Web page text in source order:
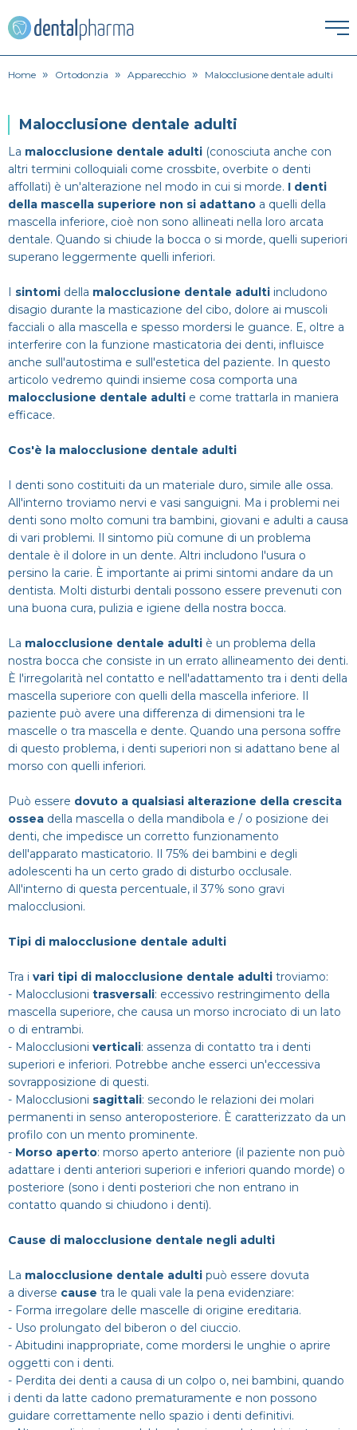
HOME
ESTETICA DENTALE
Corona dentale
Faccette Dentali
Intarsio dentale
Sbiancamento denti
IGIENE ORALE
Igiene orale
Lavare i denti
ORTODONZIA
Apparecchio
Ortodonzia
PATOLOGIE
Bruxismo
Infezione denti
Mal di denti
PROTESI
Dentiera
Impianti
Ponte dentale
Protesi Dentali
SPECIALISTI
Dentista
Estero
Impianti dentali
Sbiancamento dentale
CERCA
Home » Ortodonzia » Apparecchio » Malocclusione dentale adulti
Malocclusione dentale adulti
La malocclusione dentale adulti (conosciuta anche con
altri termini colloquiali come crossbite, overbite o denti
affollati) è un'alterazione nel modo in cui si morde. I denti
della mascella superiore non si adattano a quelli della
mascella inferiore, cioè non sono allineati nella loro arcata
dentale. Quando si chiude la bocca o si morde, quelli superiori
superano leggermente quelli inferiori.
I sintomi della malocclusione dentale adulti includono
disagio durante la masticazione del cibo, dolore ai muscoli
facciali o alla mascella e spesso mordersi le guance. E, oltre a
interferire con la funzione masticatoria dei denti, influisce
anche sull'autostima e sull'estetica del paziente. In questo
articolo vedremo quindi insieme cosa comporta una
malocclusione dentale adulti e come trattarla in maniera
efficace.
Cos'è la malocclusione dentale adulti
I denti sono costituiti da un materiale duro, simile alle ossa.
All'interno troviamo nervi e vasi sanguigni. Ma i problemi nei
denti sono molto comuni tra bambini, giovani e adulti a causa
di vari problemi. Il sintomo più comune di un problema
dentale è il dolore in un dente. Altri includono l'usura o
persino la carie. È importante ai primi sintomi andare da un
dentista. Molti disturbi dentali possono essere prevenuti con
una buona cura, pulizia e igiene della nostra bocca.
La malocclusione dentale adulti è un problema della
nostra bocca che consiste in un errato allineamento dei denti.
È l'irregolarità nel contatto e nell'adattamento tra i denti della
mascella superiore con quelli della mascella inferiore. Il
paziente può avere una differenza di dimensioni tra le
mascelle o tra mascella e dente. Quando una persona soffre
di questo problema, i denti superiori non si adattano bene al
morso con quelli inferiori.
Può essere dovuto a qualsiasi alterazione della crescita
ossea della mascella o della mandibola e / o posizione dei
denti, che impedisce un corretto funzionamento
dell'apparato masticatorio. Il 75% dei bambini e degli
adolescenti ha un certo grado di disturbo occlusale.
All'interno di questa percentuale, il 37% sono gravi
malocclusioni.
Tipi di malocclusione dentale adulti
Tra i vari tipi di malocclusione dentale adulti troviamo:
- Malocclusioni trasversali: eccessivo restringimento della
mascella superiore, che causa un morso incrociato di un lato
o di entrambi.
- Malocclusioni verticali: assenza di contatto tra i denti
superiori e inferiori. Potrebbe anche esserci un'eccessiva
sovrapposizione di questi.
- Malocclusioni sagittali: secondo le relazioni dei molari
permanenti in senso anteroposteriore. È caratterizzato da un
profilo con un mento prominente.
- Morso aperto: morso aperto anteriore (il paziente non può
adattare i denti anteriori superiori e inferiori quando morde) o
posteriore (sono i denti posteriori che non entrano in
contatto quando si chiudono i denti).
Cause di malocclusione dentale negli adulti
La malocclusione dentale adulti può essere dovuta
a diverse cause tra le quali vale la pena evidenziare:
- Forma irregolare delle mascelle di origine ereditaria.
- Uso prolungato del biberon o del ciuccio.
- Abitudini inappropriate, come mordersi le unghie o aprire
oggetti con i denti.
- Perdita dei denti a causa di un colpo o, nei bambini, quando
i denti da latte cadono prematuramente e non possono
guidare correttamente nello spazio i denti definitivi.